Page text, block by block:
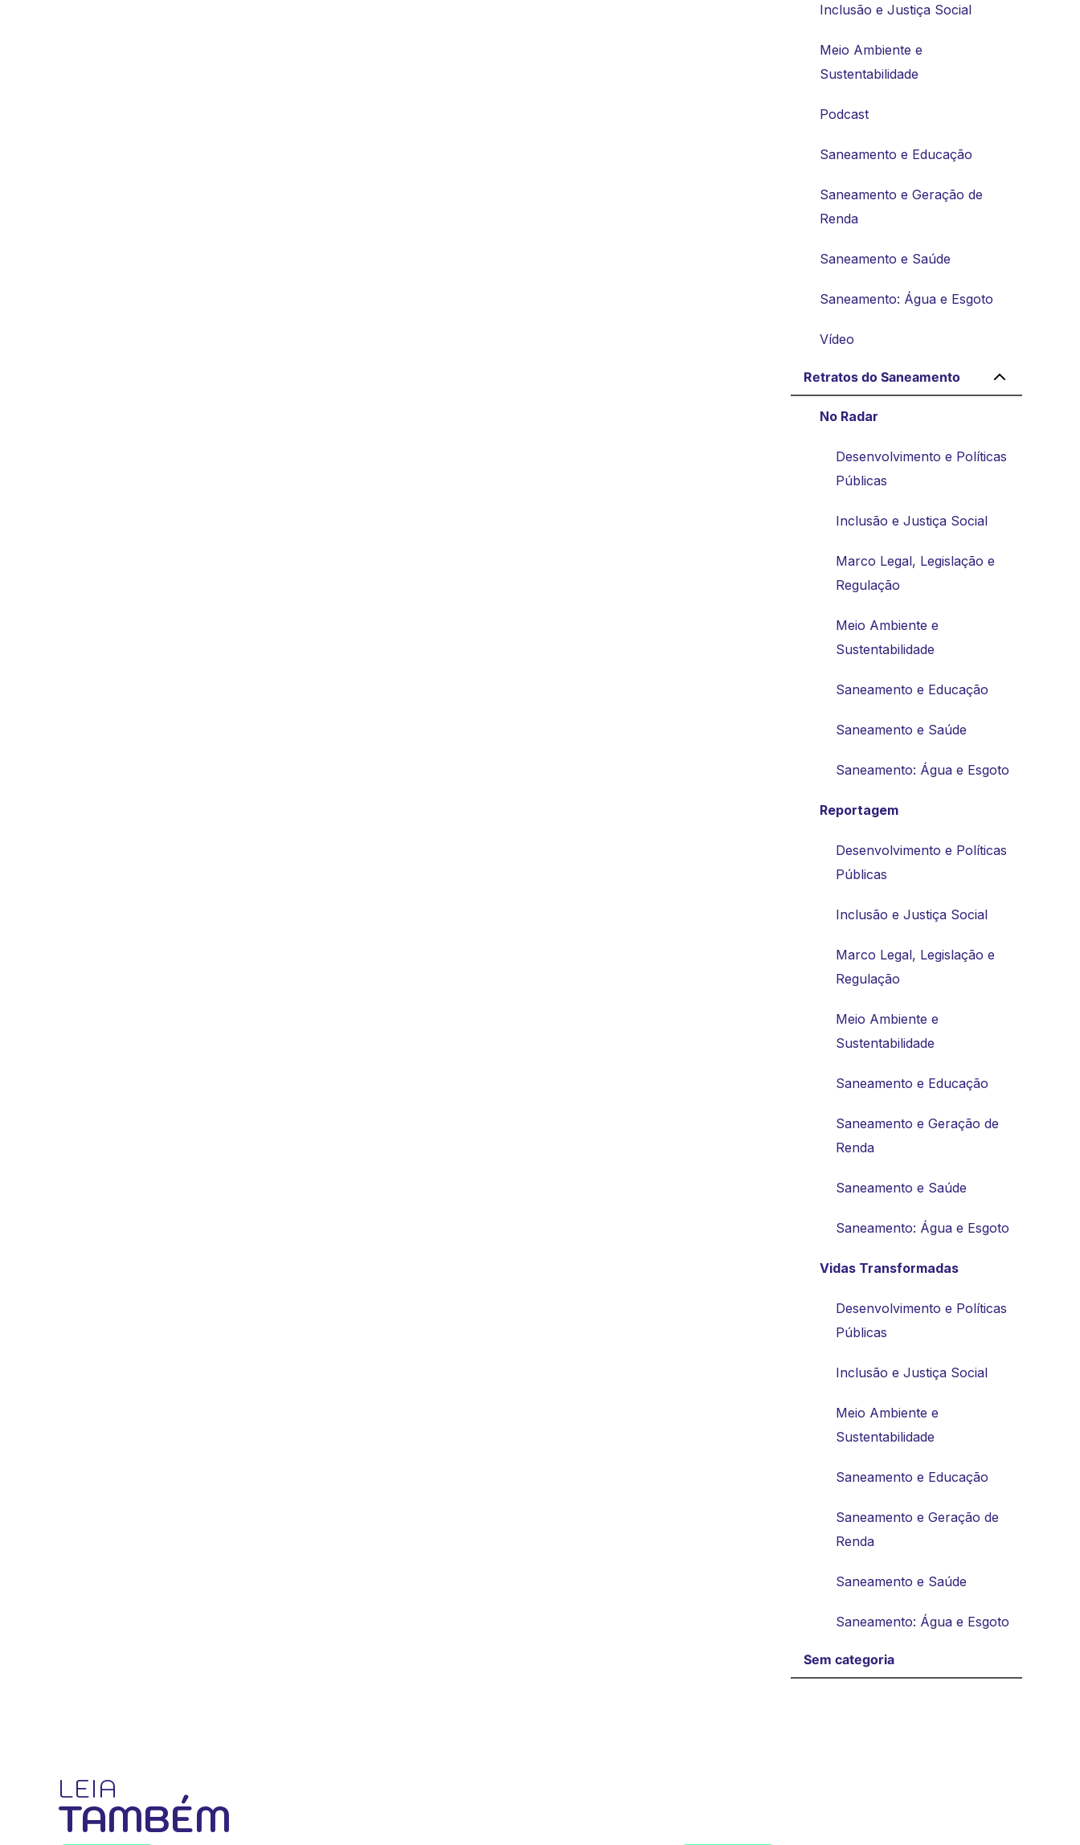
Inclusão e Justiça Social
Meio Ambiente e
Sustentabilidade
Podcast
Saneamento e Educação
Saneamento e Geração de
Renda
Saneamento e Saúde
Saneamento: Água e Esgoto
Vídeo
Retratos do Saneamento
No Radar
Desenvolvimento e Políticas
Públicas
Inclusão e Justiça Social
Marco Legal, Legislação e
Regulação
Meio Ambiente e
Sustentabilidade
Saneamento e Educação
Saneamento e Saúde
Saneamento: Água e Esgoto
Reportagem
Desenvolvimento e Políticas
Públicas
Inclusão e Justiça Social
Marco Legal, Legislação e
Regulação
Meio Ambiente e
Sustentabilidade
Saneamento e Educação
Saneamento e Geração de
Renda
Saneamento e Saúde
Saneamento: Água e Esgoto
Vidas Transformadas
Desenvolvimento e Políticas
Públicas
Inclusão e Justiça Social
Meio Ambiente e
Sustentabilidade
Saneamento e Educação
Saneamento e Geração de
Renda
Saneamento e Saúde
Saneamento: Água e Esgoto
Sem categoria
LEIA
TAMBÉM